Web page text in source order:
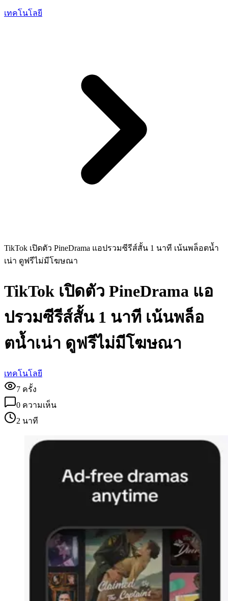
เทคโนโลยี
TikTok เปิดตัว PineDrama แอปรวมซีรีส์สั้น 1 นาที เน้นพล็อตน้ำ
เน่า ดูฟรีไม่มีโฆษณา
TikTok เปิดตัว PineDrama แอ
ปรวมซีรีส์สั้น 1 นาที เน้นพล็อ
ตน้ำเน่า ดูฟรีไม่มีโฆษณา
เทคโนโลยี
7 ครั้ง
0 ความเห็น
2 นาที